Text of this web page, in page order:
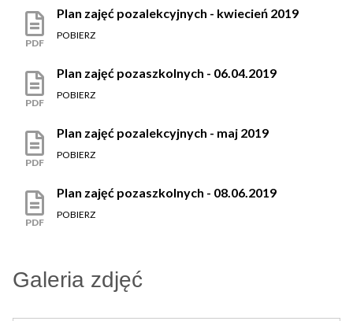
PDF
Plan zajęć pozalekcyjnych - kwiecień 2019
POBIERZ
PDF
Plan zajęć pozaszkolnych - 06.04.2019
POBIERZ
PDF
Plan zajęć pozalekcyjnych - maj 2019
POBIERZ
PDF
Plan zajęć pozaszkolnych - 08.06.2019
POBIERZ
Galeria zdjęć